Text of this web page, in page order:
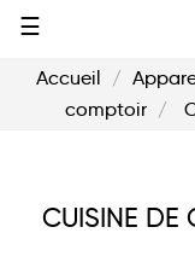
Basculer
navigation
☰
Accueil
comptoir
CUISINE DE